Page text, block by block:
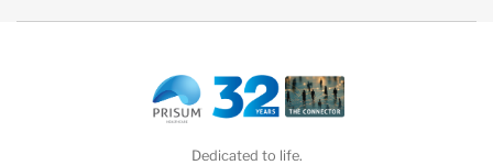
Dedicated to life.